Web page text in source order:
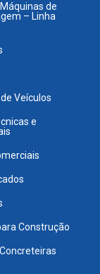
de
– Linha
Veículos
e
Construção